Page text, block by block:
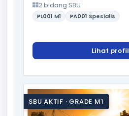
2 bidang SBU
PL001 M1 PA001 Spesialis
Lihat profil
SBU AKTIF · GRADE M1